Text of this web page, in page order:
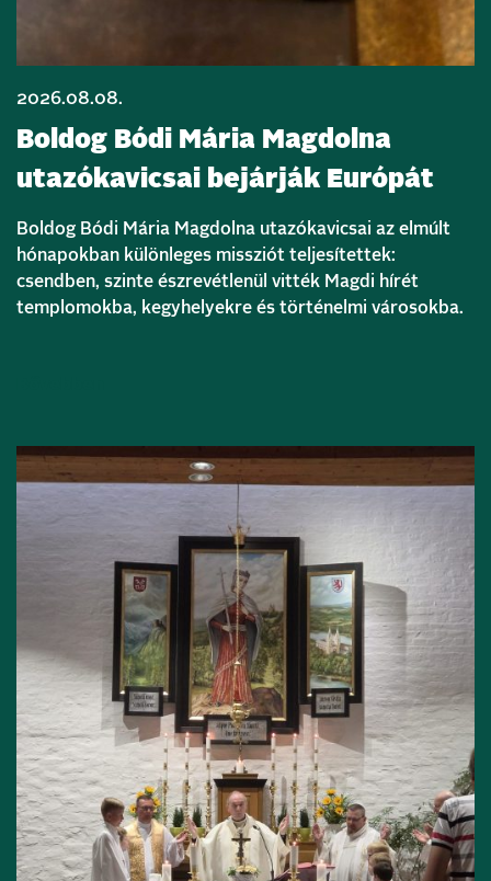
2026.08.08.
Boldog Bódi Mária Magdolna
utazókavicsai bejárják Európát
Boldog Bódi Mária Magdolna utazókavicsai az elmúlt
hónapokban különleges missziót teljesítettek:
csendben, szinte észrevétlenül vitték Magdi hírét
templomokba, kegyhelyekre és történelmi városokba.